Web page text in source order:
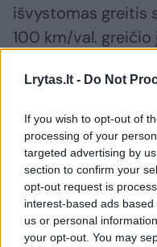
Lrytas.lt - Do Not
If you wish to opt-out of
processing of your
targeted advertising by
section to confirm your
opt-out request is
interest-based ads
us or personal
your opt-out. You may
išvystomas greitis
100 km/val.
Taip pat
tipo „Ferrari“
ir 550 Nm sukimo
varomas galiniais
greičio įsibėgėja
versija su keturių